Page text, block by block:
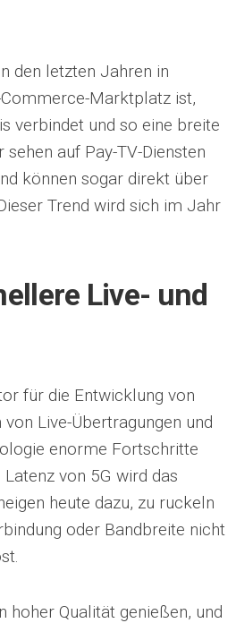
den letzten Jahren in
Marktplatz ist,
verbindet und so eine breite
auf Pay-TV-Diensten
können sogar direkt über
Trend wird sich im Jahr
Live- und
für die Entwicklung von
Live-Übertragungen und
enorme Fortschritte
von 5G wird das
heute dazu, zu ruckeln
oder Bandbreite nicht
hoher Qualität genießen, und